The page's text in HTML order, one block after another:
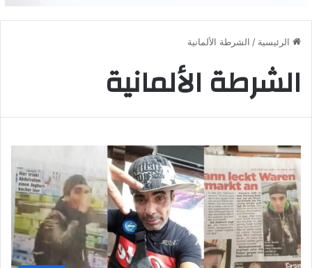
الرئيسية / الشرطة الألمانية
الشرطة الألمانية